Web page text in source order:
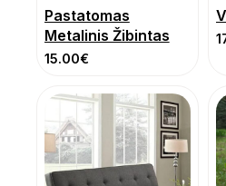
Pastatomas
Metalinis Žibintas
15.00€